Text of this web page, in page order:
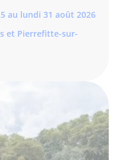
au lundi 31 août 2026
et Pierrefitte-sur-